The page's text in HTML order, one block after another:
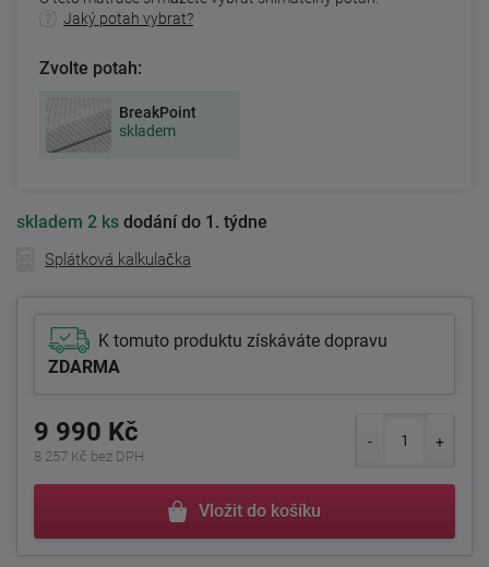
Jaký potah vybrat?
Zvolte potah:
BreakPoint
skladem
skladem 2 ks dodání do 1. týdne
Splátková kalkulačka
K tomuto produktu získáváte dopravu
ZDARMA
9 990 Kč
8 257 Kč bez DPH
Vložit do košíku